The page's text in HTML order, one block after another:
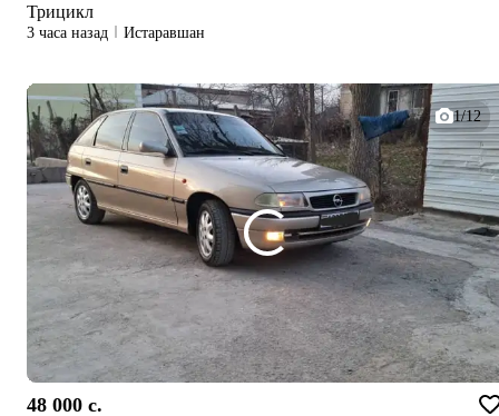
Трицикл
3 часа назад Истаравшан
1/12
48 000 c.